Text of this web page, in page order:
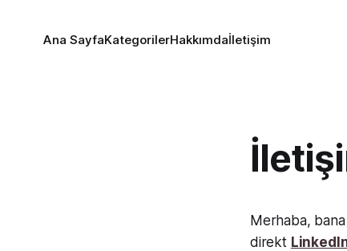
Ana SayfaKategorilerHakkımdaİletişim
Merhaba, bana
direkt